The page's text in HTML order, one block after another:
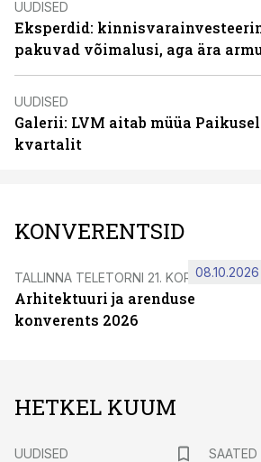
UUDISED
Eksperdid:
pakuvad võimalusi, aga ära
UUDISED
Galerii: LVM aitab müüa
kvartalit
KONVERENTSID
TALLINNA TELETORNI 21. KORRUSEL
Arhitektuuri ja arenduse
konverents 2026
08.10.2026
HETKEL KUUM
UUDISED
SAATED